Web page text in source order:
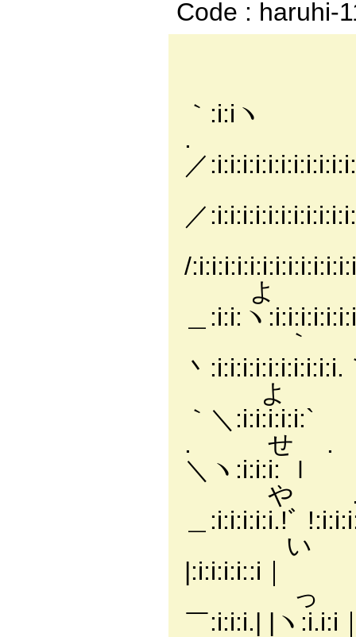
Code : haruhi-
｀:i:iヽ
／
／
/
よ . /
＿:i:i:ヽ
｀ .
丶:i:i:i:i:i:i:i:i:i:i.
よ
｀＼:i:i:i:i:i:`
. せ .
＼ヽ:i:i:i: ｌ
や .
＿:i:i:i:i:i.!ﾞ
い . │/i:i
|:i:i:i:i::i｜
っ │ﾉ
￣:i:i:i.| |ヽ:i.i:i